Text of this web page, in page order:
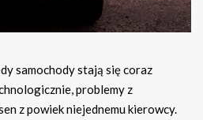
samochody stają się coraz
problemy z
z powiek niejednemu kierowcy.